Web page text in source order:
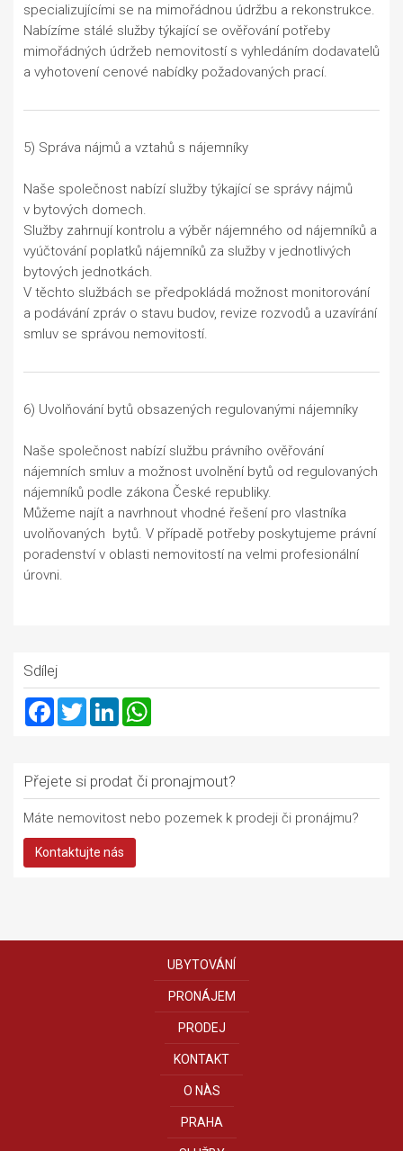
specializujícími se na mimořádnou údržbu a rekonstrukce.
Nabízíme stálé služby týkající se ověřování potřeby
mimořádných údržeb nemovitostí s vyhledáním dodavatelů
a vyhotovení cenové nabídky požadovaných prací.
5) Správa nájmů a vztahů s nájemníky
Naše společnost nabízí služby týkající se správy nájmů
v bytových domech.
Služby zahrnují kontrolu a výběr nájemného od nájemníků a
vyúčtování poplatků nájemníků za služby v jednotlivých
bytových jednotkách.
V těchto službách se předpokládá možnost monitorování
a podávání zpráv o stavu budov, revize rozvodů a uzavírání
smluv se správou nemovitostí.
6) Uvolňování bytů obsazených regulovanými nájemníky
Naše společnost nabízí službu právního ověřování
nájemních smluv a možnost uvolnění bytů od regulovaných
nájemníků podle zákona České republiky.
Můžeme najít a navrhnout vhodné řešení pro vlastníka
uvolňovaných bytů. V případě potřeby poskytujeme právní
poradenství v oblasti nemovitostí na velmi profesionální
úrovni.
Sdílej
Facebook
TwitterLinkedIn
Přejete si prodat či pronajmout?
Máte nemovitost nebo pozemek k prodeji či pronájmu?
Kontaktujte nás
UBYTOVÁNÍ
PRONÁJEM
PRODEJ
KONTAKT
O NÀS
PRAHA